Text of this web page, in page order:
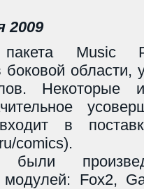
2009
пакета Music
боковой области,
Некоторые
в
comics).
были
модулей: Fox2,